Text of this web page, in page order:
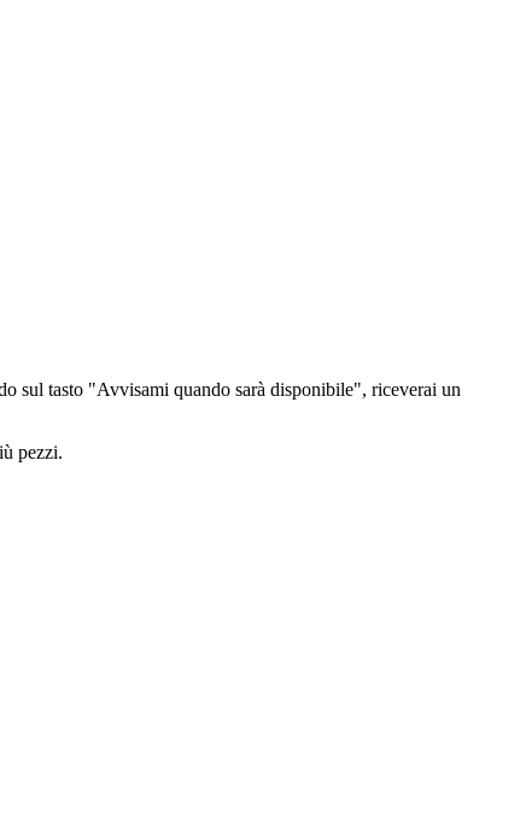
sul tasto "Avvisami quando sarà disponibile", riceverai un
pezzi.